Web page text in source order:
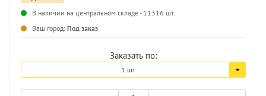
В наличии на центральном складе - 11316 шт.
Ваш город: Под заказ
Заказать по:
1 шт.